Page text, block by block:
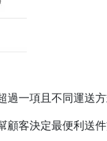
過一項且不同運送
顧客決定最便利送件